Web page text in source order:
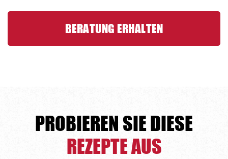
BERATUNG ERHALTEN
PROBIEREN SIE DIESE
REZEPTE AUS